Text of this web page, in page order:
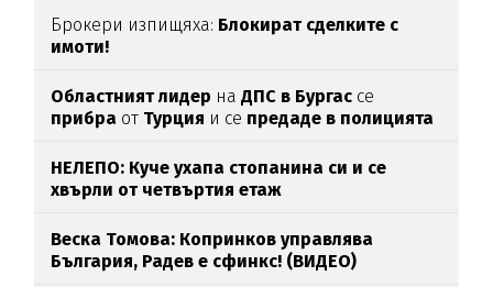
Брокери изпищяха: Блокират сделките с
имоти!
Областният лидер наДПС в Бургас се
прибра от Турция и се предаде в полицията
НЕЛЕПО: Куче ухапа стопанина си и се
хвърли от четвъртия етаж
Веска Томова: Копринков управлява
България, Радев е сфинкс! (ВИДЕО)